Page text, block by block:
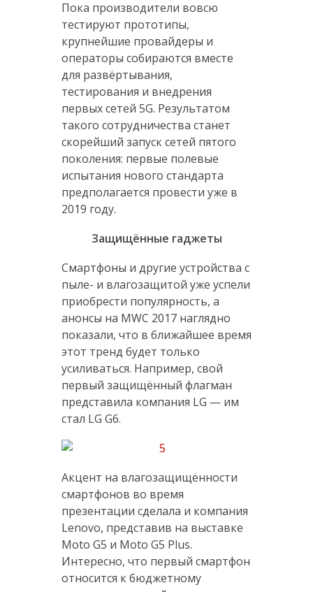
Пока производители вовсю
тестируют прототипы,
крупнейшие провайдеры и
операторы собираются вместе
для развёртывания,
тестирования и внедрения
первых сетей 5G. Результатом
такого сотрудничества станет
скорейший запуск сетей пятого
поколения: первые полевые
испытания нового стандарта
предполагается провести уже в
2019 году.
Защищённые гаджеты
Смартфоны и другие устройства с
пыле- и влагозащитой уже успели
приобрести популярность, а
анонсы на MWC 2017 наглядно
показали, что в ближайшее время
этот тренд будет только
усиливаться. Например, свой
первый защищённый флагман
представила компания LG — им
стал LG G6.
Акцент на влагозащищённости
смартфонов во время
презентации сделала и компания
Lenovo, представив на выставке
Moto G5 и Moto G5 Plus.
Интересно, что первый смартфон
относится к бюджетному